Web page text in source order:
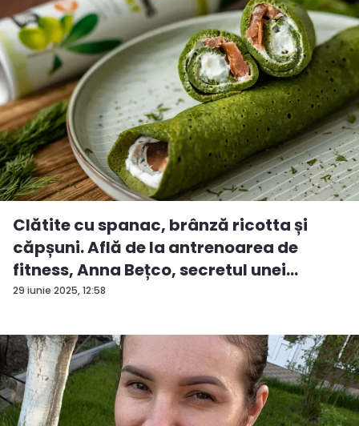
29 iunie 2025, 12:58
Clătite cu spanac, brânză ricotta și
căpșuni. Află de la antrenoarea de
fitness, Anna Bețco, secretul unei
rețete...